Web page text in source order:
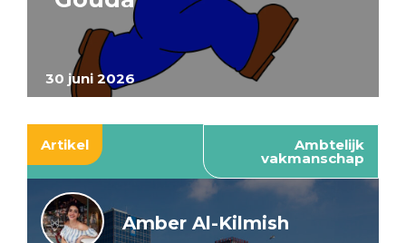
30 juni 2026
Artikel Ambtelijk
vakmanschap
Amber Al-Kilmish